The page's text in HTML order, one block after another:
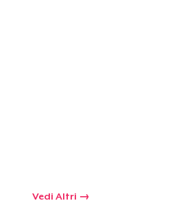
Vedi Altri